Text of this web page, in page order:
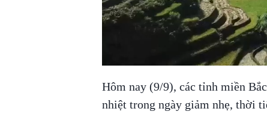
Hôm nay (9/9), các tỉnh miền
nhiệt trong ngày giảm nhẹ, thời